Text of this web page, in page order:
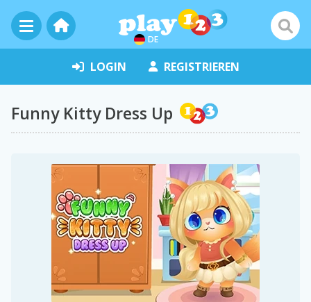
DE
LOGIN REGISTRIEREN
Funny Kitty Dress Up